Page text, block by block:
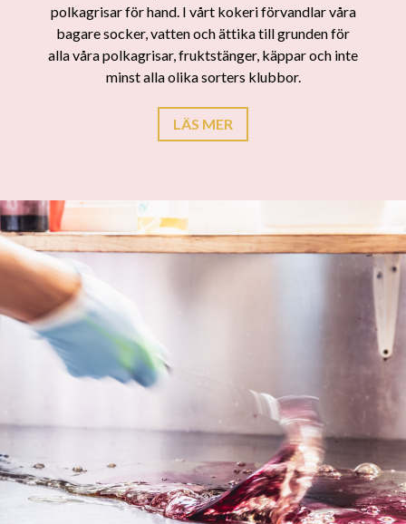
polkagrisar för hand. I vårt kokeri förvandlar våra
bagare socker, vatten och ättika till grunden för
alla våra polkagrisar, fruktstänger, käppar och inte
minst alla olika sorters klubbor.
LÄS MER